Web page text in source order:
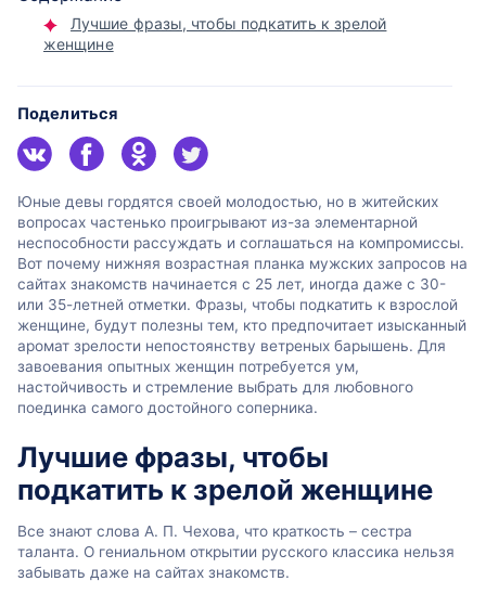
Лучшие фразы, чтобы подкатить к зрелой
женщине
Поделиться
Юные девы гордятся своей молодостью, но в житейских
вопросах частенько проигрывают из-за элементарной
неспособности рассуждать и соглашаться на компромиссы.
Вот почему нижняя возрастная планка мужских запросов на
сайтах знакомств начинается с 25 лет, иногда даже с 30-
или 35-летней отметки. Фразы, чтобы подкатить к взрослой
женщине, будут полезны тем, кто предпочитает изысканный
аромат зрелости непостоянству ветреных барышень. Для
завоевания опытных женщин потребуется ум,
настойчивость и стремление выбрать для любовного
поединка самого достойного соперника.
Лучшие фразы, чтобы
подкатить к зрелой женщине
Все знают слова А. П. Чехова, что краткость – сестра
таланта. О гениальном открытии русского классика нельзя
забывать даже на сайтах знакомств.